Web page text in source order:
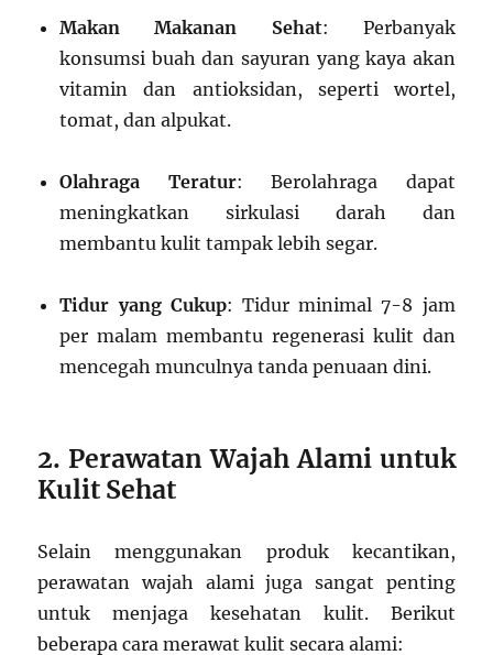
Makan Makanan Sehat: Perbanyak
konsumsi buah dan sayuran yang kaya akan
vitamin dan antioksidan, seperti wortel,
tomat, dan alpukat.
Olahraga Teratur: Berolahraga dapat
meningkatkan sirkulasi darah dan
membantu kulit tampak lebih segar.
Tidur yang Cukup: Tidur minimal 7-8 jam
per malam membantu regenerasi kulit dan
mencegah munculnya tanda penuaan dini.
2. Perawatan Wajah Alami untuk
Kulit Sehat
Selain menggunakan produk kecantikan,
perawatan wajah alami juga sangat penting
untuk menjaga kesehatan kulit. Berikut
beberapa cara merawat kulit secara alami: